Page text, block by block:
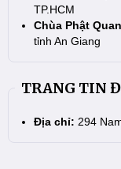
TP.HCM
Chùa Phật
tỉnh An Giang
TRANG TIN
Địa chỉ: 294